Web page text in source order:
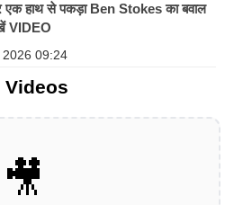
एक हाथ से पकड़ा Ben Stokes का बवाल
VIDEO
09:24
Videos
🎥